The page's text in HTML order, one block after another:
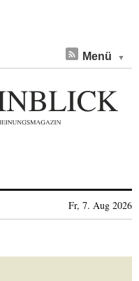
Menü
Fr, 7. Aug 2026